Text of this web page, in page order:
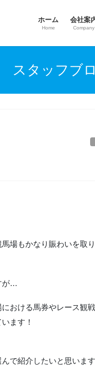
ホーム
Home
会社案
Company
スタッフブ
場もかなり賑わいを取
が…
おける馬券やレース観
ます！
で紹介したいと思います